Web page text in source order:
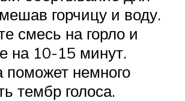
горчицу и воду.
смесь на горло и
на 10-15 минут.
поможет немного
тембр голоса.